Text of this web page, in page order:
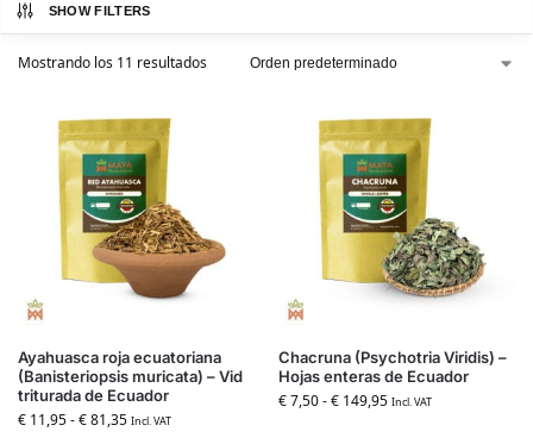
SHOW FILTERS
Mostrando los 11 resultados
Ayahuasca roja ecuatoriana
(Banisteriopsis muricata) – Vid
triturada de Ecuador
€ 11,95-€81,35 Incl. VAT
Chacruna (Psychotria Viridis) –
Hojas enteras de Ecuador
€7,50-€ 149,95 Incl. VAT